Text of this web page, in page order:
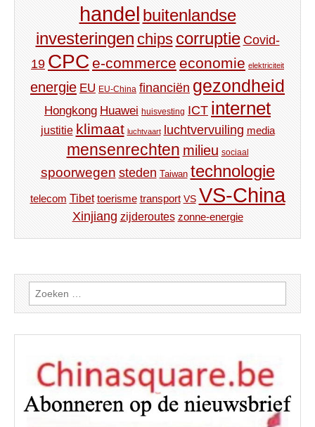
handel buitenlandse
investeringen chips corruptie Covid-
19 CPC e-commerce economie elektriciteit
energie EU EU-China financiën gezondheid
Hongkong Huawei huisvesting ICT internet
justitie klimaat luchtvaart luchtvervuiling media
mensenrechten milieu sociaal
spoorwegen steden Taiwan technologie
telecom Tibet toerisme transport VS VS-China
Xinjiang zijderoutes zonne-energie
Zoeken
naar: